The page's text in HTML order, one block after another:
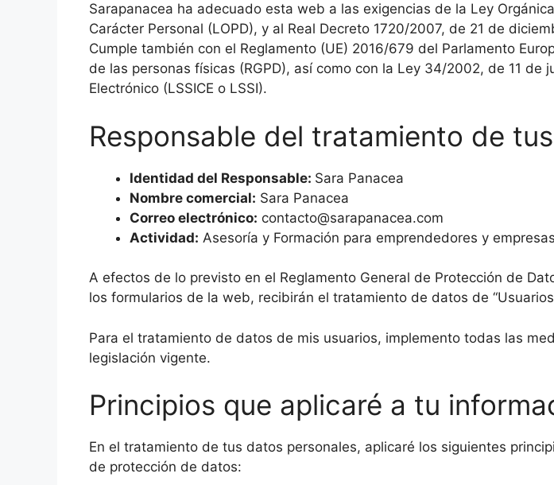
Sarapanacea ha adecuado esta web a las exigencias de la Ley
Carácter Personal (LOPD), y al Real Decreto 1720/2007, de 21 de
Cumple también con el Reglamento (UE) 2016/679 del Parlamento
de las personas físicas (RGPD), así como con la Ley 34/2002, de 11
Electrónico (LSSICE o LSSI).
Responsable del tratamiento de
Identidad del Responsable: Sara Panacea
Nombre comercial: Sara Panacea
Correo electrónico: contacto@sarapanacea.com
Actividad: Asesoría y Formación para emprendedores y empresas
A efectos de lo previsto en el Reglamento General de Protección de
los formularios de la web, recibirán el tratamiento de datos de
Para el tratamiento de datos de mis usuarios, implemento todas las
legislación vigente.
Principios que aplicaré a tu
En el tratamiento de tus datos personales, aplicaré los siguientes
de protección de datos: